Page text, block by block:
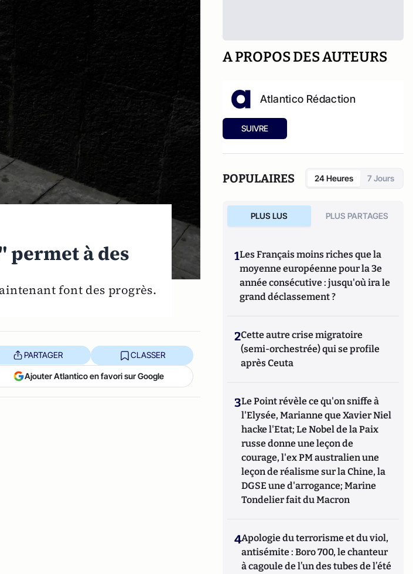
permet à des
font des progrès.
PARTAGER CLASSER
Ajouter Atlantico en favori sur Google
A PROPOS DES AUTEURS
Atlantico Rédaction
SUIVRE
POPULAIRES 24 Heures 7 Jours
PLUS LUS PLUS PARTAGES
1Les Français moins riches que la
moyenne européenne pour la 3e
année consécutive : jusqu'où ira le
grand déclassement ?
2Cette autre crise migratoire
(semi-orchestrée) qui se profile
après Ceuta
3Le Point révèle ce qu'on sniffe à
l'Elysée, Marianne que Xavier Niel
hacke l'Etat; Le Nobel de la Paix
russe donne une leçon de
courage, l'ex PM australien une
leçon de réalisme sur la Chine, la
DGSE une d'arrogance; Marine
Tondelier fait du Macron
4Apologie du terrorisme et du viol,
antisémite : Boro 700, le chanteur
à cagoule de l’un des tubes de l’été